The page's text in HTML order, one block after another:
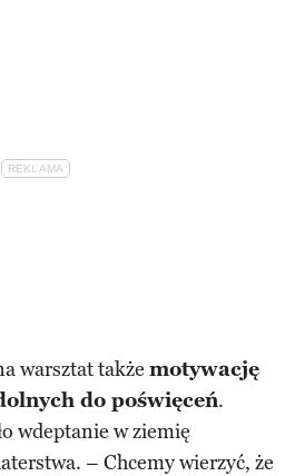
warsztat także motywację
do poświęceń.
wdeptanie w ziemię
– Chcemy wierzyć, że